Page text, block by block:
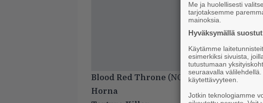
Blood Red Throne (NOR)
Horna
Me ja huolellisesti
tarjotaksemme
mainoksia.
Hyväksymällä
Käytämme
esimerkiksi sivuista,
tutustumaan
seuraavalla
käytettävyyteen.
Jotkin teknologiamme